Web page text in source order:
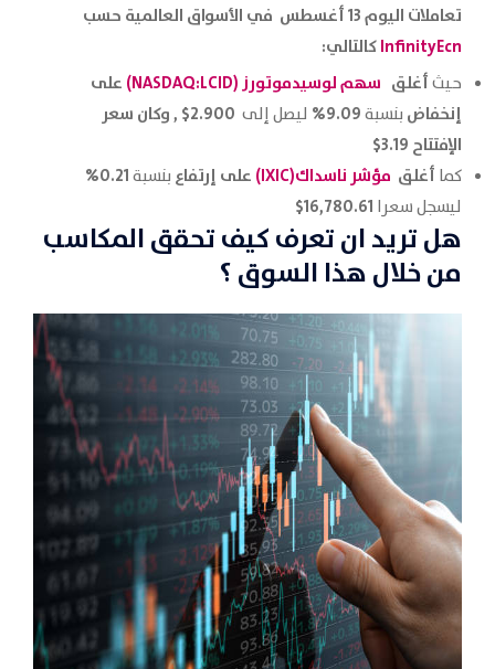
تعاملات اليوم 13 أغسطس في الأسواق العالمية حسب
InfinityEcnكالتالي:
حيثأغلق سهم لوسيدموتورز (NASDAQ:LCID)
على
إنخفاض بنسبة9.09% ليصل إلى 2.900$ ,
وكان سعر
الإفتتاح 3.19$
كما أغلق مؤشر ناسداك(IXIC) على إرتفاع بنسبة0.21%
ليسجل سعرا 16,780.61$
هل تريد ان تعرف كيف تحقق المكاسب
من خلال هذا السوق ؟